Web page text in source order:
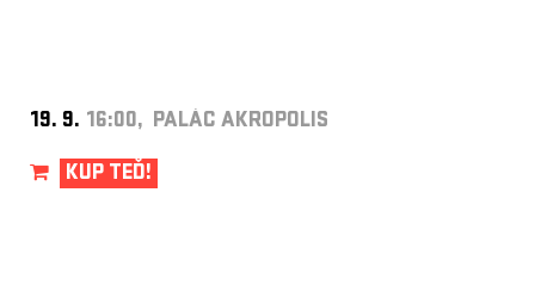
19. 9. 16:00, PALÁC AKROPOLIS
KUP TEĎ!